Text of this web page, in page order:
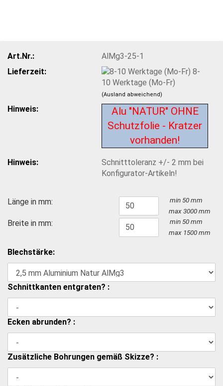
Art.Nr.:
AlMg3-25-1
Lieferzeit:
8-
10 Werktage (Mo-Fr)
(Ausland abweichend)
Hinweis:
Alu "NATUR" OHNE
Schutzfolie - Kratzer
vorhanden!
Hinweis:
Schnitttoleranz +/- 2 mm bei
Konfigurator-Artikeln!
Länge in mm:
min 50 mm
max3000mm
Breite in mm:
min 50 mm
max 1500mm
Blechstärke:
Schnittkanten entgraten? :
Ecken abrunden? :
Zusätzliche Bohrungen gemäß Skizze? :